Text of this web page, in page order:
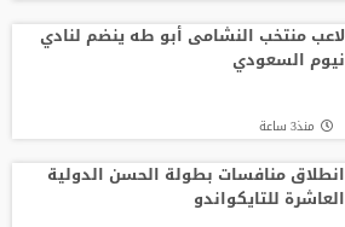
لاعب منتخب النشامى أبو طه ينضم لنادي
نيوم السعودي
منذ3 ساعة
انطلاق منافسات بطولة الحسن الدولية
العاشرة للتايكواندو